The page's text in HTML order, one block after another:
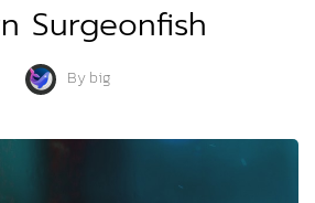
Surgeonfish
Bybig